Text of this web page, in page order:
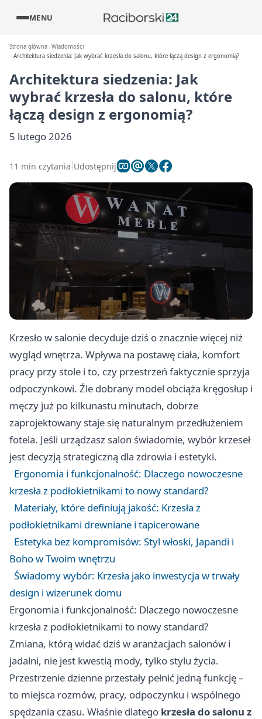
MENU
Strona główna Wiadomości
Architektura siedzenia: Jak wybrać krzesła do salonu, które łączą design z ergonomią?
Architektura siedzenia: Jak
wybrać krzesła do salonu, które
łączą design z ergonomią?
5 lutego 2026
11 min czytania Udostępnij
Krzesło w salonie decyduje dziś o znacznie więcej niż
wygląd wnętrza. Wpływa na postawę ciała, komfort
pracy przy stole i to, czy przestrzeń faktycznie sprzyja
odpoczynkowi. Źle dobrany model obciąża kręgosłup i
męczy już po kilkunastu minutach, dobrze
zaprojektowany staje się naturalnym przedłużeniem
fotela. Jeśli urządzasz salon świadomie, wybór krzeseł
jest decyzją strategiczną dla zdrowia i estetyki.
Ergonomia i funkcjonalność: Dlaczego nowoczesne
krzesła z podłokietnikami to nowy standard?
Materiały, które definiują jakość: Krzesła z
podłokietnikami drewniane i tapicerowane
Estetyka bez kompromisów: Styl włoski, Japandi i
Boho w Twoim wnętrzu
Świadomy wybór: Krzesła jako inwestycja w trwały
design i wizerunek domu
Ergonomia i funkcjonalność: Dlaczego nowoczesne
krzesła z podłokietnikami to nowy standard?
Zmiana, którą widać dziś w aranżacjach salonów i
jadalni, nie jest kwestią mody, tylko stylu życia.
Przestrzenie dzienne przestały pełnić jedną funkcję –
to miejsca rozmów, pracy, odpoczynku i wspólnego
spędzania czasu. Właśnie dlatego krzesła do salonu z